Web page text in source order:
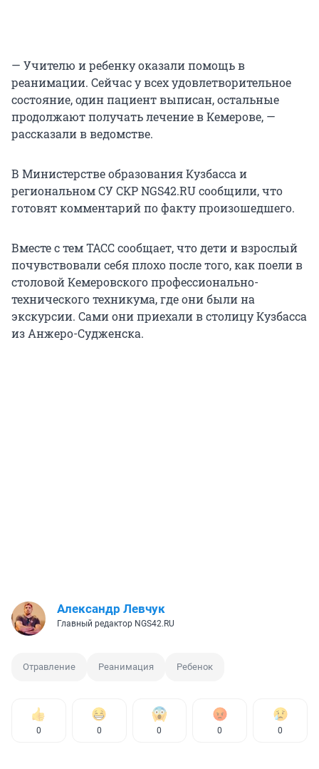
— Учителю и ребенку оказали помощь в
реанимации. Сейчас у всех удовлетворительное
состояние, один пациент выписан, остальные
продолжают получать лечение в Кемерове, —
рассказали в ведомстве.
В Министерстве образования Кузбасса и
региональном СУ СКР NGS42.RU сообщили, что
готовят комментарий по факту произошедшего.
Вместе с тем ТАСС сообщает, что дети и взрослый
почувствовали себя плохо после того, как поели в
столовой Кемеровского профессионально-
технического техникума, где они были на
экскурсии. Сами они приехали в столицу Кузбасса
из Анжеро-Судженска.
Александр Левчук
Главный редактор NGS42.RU
Отравление Реанимация Ребенок
0 0 0 0 0